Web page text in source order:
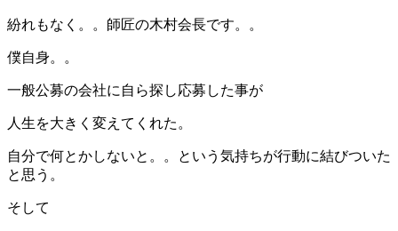
紛れもなく。。師匠の木村会長です。。
僕自身。。
一般公募の会社に自ら探し応募した事が
人生を大きく変えてくれた。
自分で何とかしないと。。という気持ちが行動に結びついた
と思う。
そして